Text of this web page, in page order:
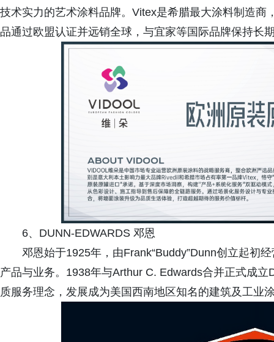
技术实力的艺术涂料品牌。Vitex是希腊最大涂料制造
品通过欧盟认证并远销全球，与宜家等国际品牌保持长
6、DUNN-EDWARDS 邓恩
邓恩始于1925年，由Frank“Buddy”Dunn创立起初
产品与业务。1938年与Arthur C. Edwards合并正式成
质服务理念，发展成为美国西南地区知名的建筑及工业